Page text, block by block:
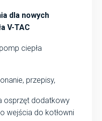
dla nowych
V-TAC
ciepła
przepisy,
osprzęt dodatkowy
wejścia do kotłowni